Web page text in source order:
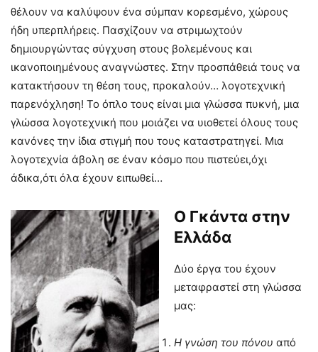
θέλουν να καλύψουν ένα σύμπαν κορεσμένο, χώρους
ήδη υπερπλήρεις. Πασχίζουν να στριμωχτούν
δημιουργώντας σύγχυση στους βολεμένους και
ικανοποιημένους αναγνώστες. Στην προσπάθειά τους να
κατακτήσουν τη θέση τους, προκαλούν… λογοτεχνική
παρενόχληση! Το όπλο τους είναι μια γλώσσα πυκνή, μια
γλώσσα λογοτεχνική που μοιάζει να υιοθετεί όλους τους
κανόνες την ίδια στιγμή που τους καταστρατηγεί. Μια
λογοτεχνία άβολη σε έναν κόσμο που πιστεύει,όχι
άδικα,ότι όλα έχουν ειπωθεί…
Ο Γκάντα στην
Ελλάδα
Δύο έργα του έχουν
μεταφραστεί στη γλώσσα
μας:
Η γνώση του πόνου από